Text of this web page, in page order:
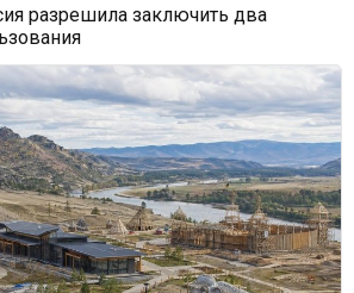
разрешила заключить два